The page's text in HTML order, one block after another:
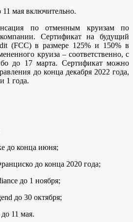
мая включительно.
по отменным круизам по
Сертификат на будущий
(FСС) в размере 125% и 150% в
круиза – соответственно, с
до 17 марта. Сертификат можно
до конца декабря 2022 года,
1 года.
до конца июня;
до конца 2020 года;
до 1 ноября;
до 30 октября;
11 мая.